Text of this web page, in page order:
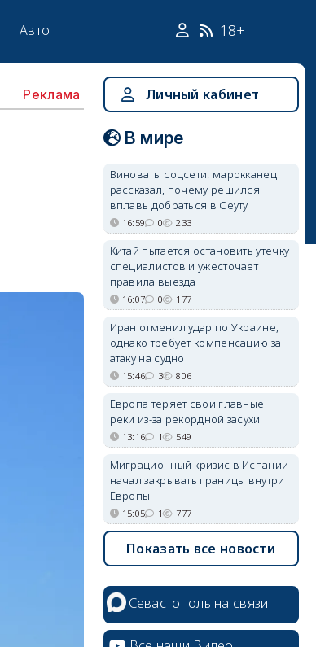
Авто 18+
Реклама Личный кабинет
В мире
Виноваты соцсети: марокканец
рассказал, почему решился
вплавь добраться в Сеуту
16:59 0 233
Китай пытается остановить утечку
специалистов и ужесточает
правила выезда
16:07 0 177
Иран отменил удар по Украине,
однако требует компенсацию за
атаку на судно
15:46 3 806
Европа теряет свои главные
реки из-за рекордной засухи
13:16 1 549
Миграционный кризис в Испании
начал закрывать границы внутри
Европы
15:05 1 777
Показать все новости
Севастополь на связи